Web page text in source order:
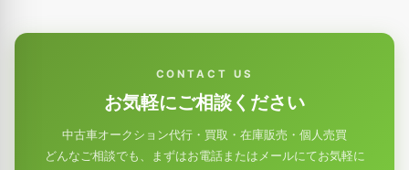
CONTACT US
お気軽にご相談ください
中古車オークション代行・買取・在庫販売・個人売買
どんなご相談でも、まずはお電話またはメールにてお気軽に